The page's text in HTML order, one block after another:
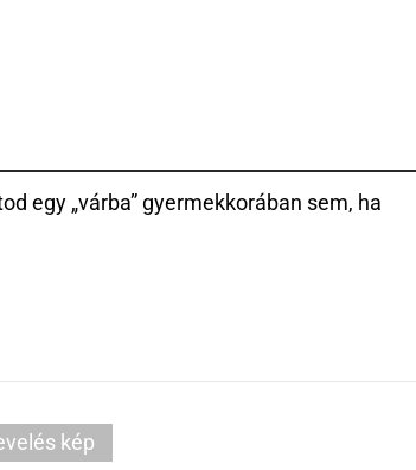
egy „várba” gyermekkorában sem, ha
kép